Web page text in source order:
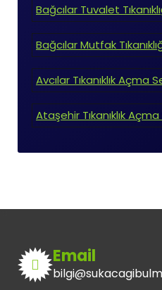
Bağcılar Tuvalet
Bağcılar Mutfak
Avcılar Tıkanıklık Açma
Ataşehir Tıkanıklık
Email